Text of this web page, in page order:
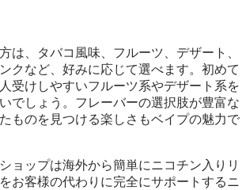
は、タバコ風味、フルーツ、デザート、
クなど、好みに応じて選べます。初めて
受けしやすいフルーツ系やデザート系を
でしょう。フレーバーの選択肢が豊富な
ものを見つける楽しさもベイプの魅力で
ョップは海外から簡単にニコチン入りリ
お客様の代わりに完全にサポートするニ